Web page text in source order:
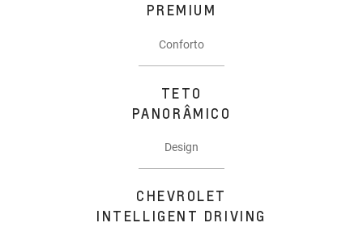
PREMIUM
Conforto
TETO
PANORÂMICO
Design
CHEVROLET
INTELLIGENT DRIVING